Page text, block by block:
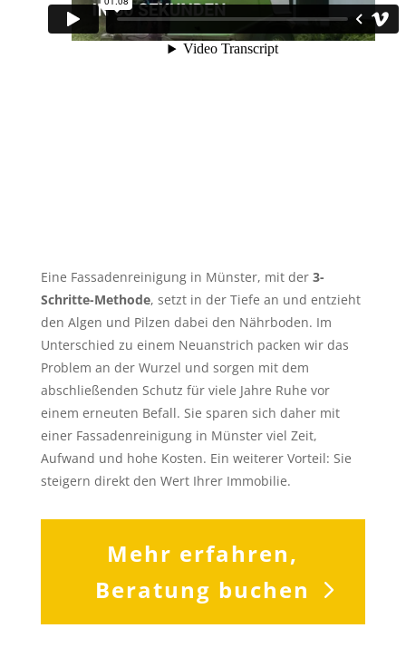
Eine Fassadenreinigung in Münster, mit der 3-
Schritte-Methode, setzt in der Tiefe an und entzieht
den Algen und Pilzen dabei den Nährboden. Im
Unterschied zu einem Neuanstrich packen wir das
Problem an der Wurzel und sorgen mit dem
abschließenden Schutz für viele Jahre Ruhe vor
einem erneuten Befall. Sie sparen sich daher mit
einer Fassadenreinigung in Münster viel Zeit,
Aufwand und hohe Kosten. Ein weiterer Vorteil: Sie
steigern direkt den Wert Ihrer Immobilie.
Mehr erfahren,
Beratung buchen